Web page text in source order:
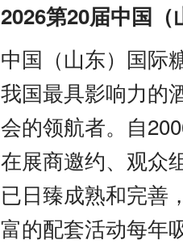
2026第20届中国
中国（山东）国际
我国最具影响力的
会的领航者。自
在展商邀约、观众
已日臻成熟和完善
富的配套活动每年